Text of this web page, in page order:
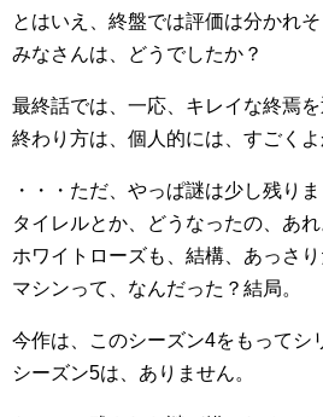
とはいえ、終盤では評価は分かれそ
みなさんは、どうでしたか？
最終話では、一応、キレイな終焉を
終わり方は、個人的には、すごくよ
・・・ただ、やっぱ謎は少し残り
タイレルとか、どうなったの、あれ
ホワイトローズも、結構、あっさり
マシンって、なんだった？結局。
今作は、このシーズン4をもってシ
シーズン5は、ありません。